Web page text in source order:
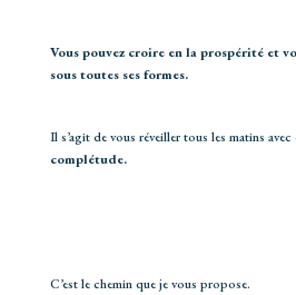
Vous pouvez croire en la prospérité et
sous toutes ses formes.
Il s’agit de vous réveiller tous les matins avec
complétude.
C’est le chemin que je vous propose.